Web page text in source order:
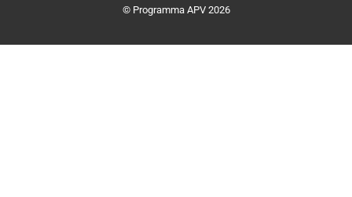
© Programma APV 2026